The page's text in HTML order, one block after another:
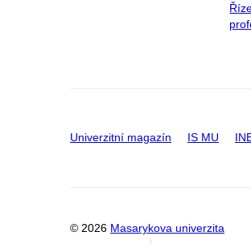
Univerzitní magazín IS MU
© 2026 Masarykova univerzita